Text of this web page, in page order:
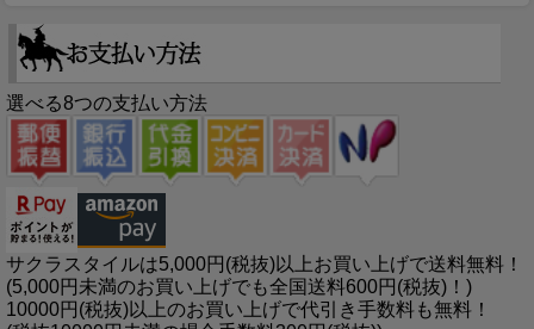
選べる8つの支払い方法
サクラスタイルは5,000円(税抜)以上お買い上げで送料無料！
(5,000円未満のお買い上げでも全国送料600円(税抜)！)
10000円(税抜)以上のお買い上げで代引き手数料も無料！